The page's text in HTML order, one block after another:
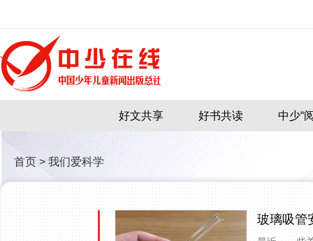
好文共享 好书共读 中少“
首页 > 我们爱科学
玻璃吸管